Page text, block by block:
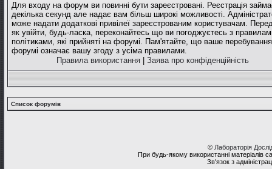
Для входу на форум ви повинні бути зареєстровані. Реєстрація
декілька секунд але надає вам більш широкі можливості.
може надати додаткові привілеї зареєстрованим користувачам.
як увійти, будь-ласка, переконайтесь що ви погоджуєтесь з
політиками, які прийняті на форумі. Пам'ятайте, що ваше
форумі означає вашу згоду з усіма правилами.
Правила використання
Заява про конфіденційність
Список форумів
© Лабораторія
При будь-якому використанні матеріалів
Зв'язок з